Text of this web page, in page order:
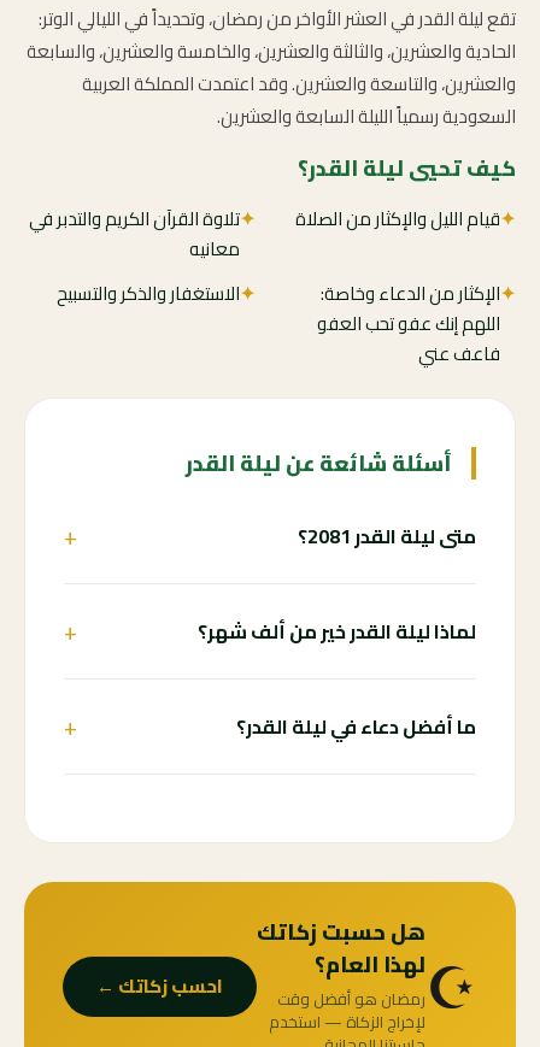
تقع ليلة القدر في العشر الأواخر من رمضان، وتحديداً في الليالي الوتر:
الحادية والعشرين، والثالثة والعشرين، والخامسة والعشرين، والسابعة
والعشرين، والتاسعة والعشرين. وقد اعتمدت المملكة العربية
السعودية رسمياً الليلة السابعة والعشرين.
كيف تحيي ليلة القدر؟
✦قيام الليل والإكثار من الصلاة ✦تلاوة القرآن الكريم والتدبر في
معانيه
✦الإكثار من الدعاء وخاصة:
اللهم إنك عفو تحب العفو
فاعف عني
✦الاستغفار والذكر والتسبيح
أسئلة شائعة عن ليلة القدر
متى ليلة القدر 2081؟ +
لماذا ليلة القدر خير من ألف شهر؟ +
ما أفضل دعاء في ليلة القدر؟ +
☪️هل حسبت زكاتك
لهذا العام؟
رمضان هو أفضل وقت
لإخراج الزكاة — استخدم
احسب زكاتك ←